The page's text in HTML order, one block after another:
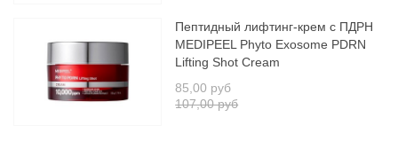
Пептидный лифтинг-крем с ПДРН
MEDIPEEL Phyto Exosome PDRN
Lifting Shot Cream
107,00 руб
85,00 руб